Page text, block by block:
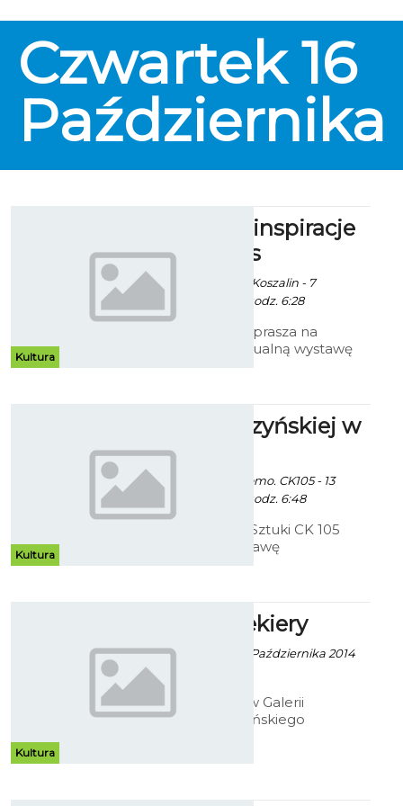
Czwartek 16
Października
Kultura
Marzenia i inspiracje
Marii Alblas
Ekoszalin / info. UM Koszalin - 7
Października 2014 godz. 6:28
Galeria Ratusz zaprasza na
pierwszą indywidualną wystawę
Kultura
Prace Cedrzyńskiej w
CK 105
Ekoszalin z mat. promo. CK105 - 13
Października 2014 godz. 6:48
Bałtycka Galeria Sztuki CK 105
zaprasza na wystawę
Kultura
Ołówek Siekiery
Robert Kuliński - 10 Października 2014
godz. 10:34
Do 26 listopada w Galerii
Antresola koszalińskiego